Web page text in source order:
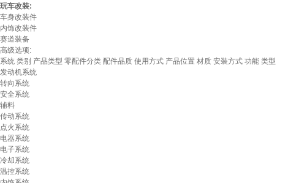
玩车改装:
车身改装件
内饰改装件
赛道装备
高级选项:
系统 类别 产品类型 零配件分类 配件品质 使用方式 产品位置 材质 安装方式 功能 类型
发动机系统
转向系统
安全系统
辅料
传动系统
点火系统
电器系统
电子系统
冷却系统
温控系统